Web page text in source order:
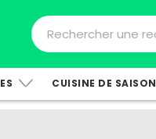
CUISINE DE SAISON